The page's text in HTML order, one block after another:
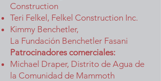
Construction
Teri Felkel, Felkel Construction Inc.
Kimmy Benchetler,
La Fundación Benchetler Fasani
Patrocinadores comerciales:
Michael Draper, Distrito de Agua de
la Comunidad de Mammoth